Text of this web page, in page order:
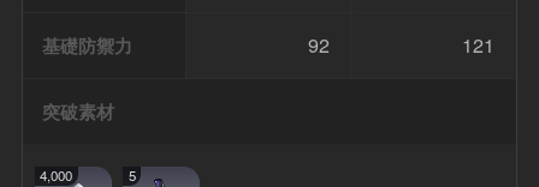
基礎防禦力 92 121
突破素材
4,000 5